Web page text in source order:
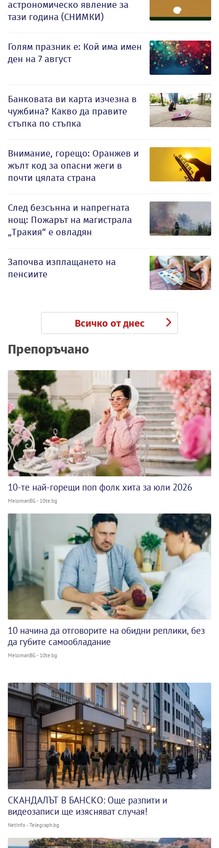
астрономическо явление за
тази година (СНИМКИ)
Голям празник е: Кой има имен
ден на 7 август
Банковата ви карта изчезна в
чужбина? Какво да правите
стъпка по стъпка
Внимание, горещо: Оранжев и
жълт код за опасни жеги в
почти цялата страна
След безсънна и напрегната
нощ: Пожарът на магистрала
„Тракия“ е овладян
Започва изплащането на
пенсиите
Всичко от днес
Препоръчано
10-те най-горещи поп фолк хита за юли 2026
MelomanBG - 10te.bg
10 начина да отговорите на обидни реплики, без
да губите самообладание
MelomanBG - 10te.bg
СКАНДАЛЪТ В БАНСКО: Още разпити и
видеозаписи ще изясняват случая!
NetInfo - Telegraph.bg